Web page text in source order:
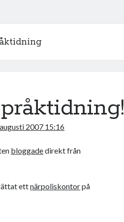
2007 15:16
bloggadedirekt från
ettnärpoliskontorpå